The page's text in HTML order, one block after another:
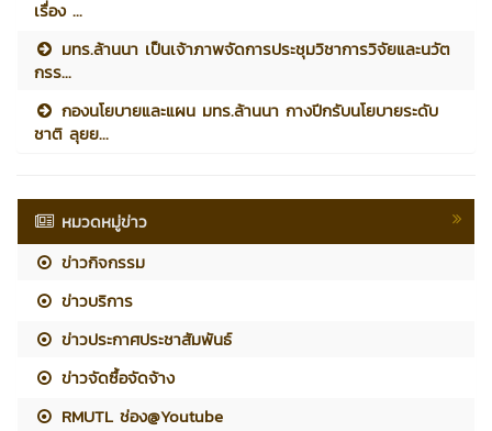
เรื่อง ...
มทร.ล้านนา เป็นเจ้าภาพจัดการประชุมวิชาการวิจัยและนวัต
กรร...
กองนโยบายและแผน มทร.ล้านนา กางปีกรับนโยบายระดับ
ชาติ ลุยย...
หมวดหมู่ข่าว
ข่าวกิจกรรม
ข่าวบริการ
ข่าวประกาศประชาสัมพันธ์
ข่าวจัดซื้อจัดจ้าง
RMUTL ช่อง@Youtube